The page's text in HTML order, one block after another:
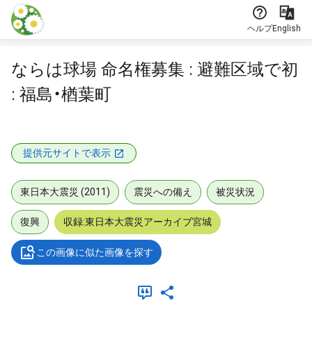
本文に飛ぶ
ヘルプEnglish
ならは球場 命名権募集 : 避難区域で初
: 福島・楢葉町
提供元サイトで表示
東日本大震災 (2011) 震災への備え 被災状況
復興 収録:東日本大震災アーカイブ宮城
この画像に似た画像を探す